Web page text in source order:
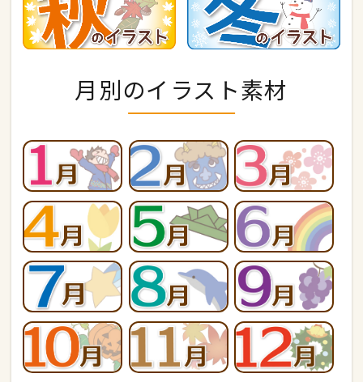
月別のイラスト素材